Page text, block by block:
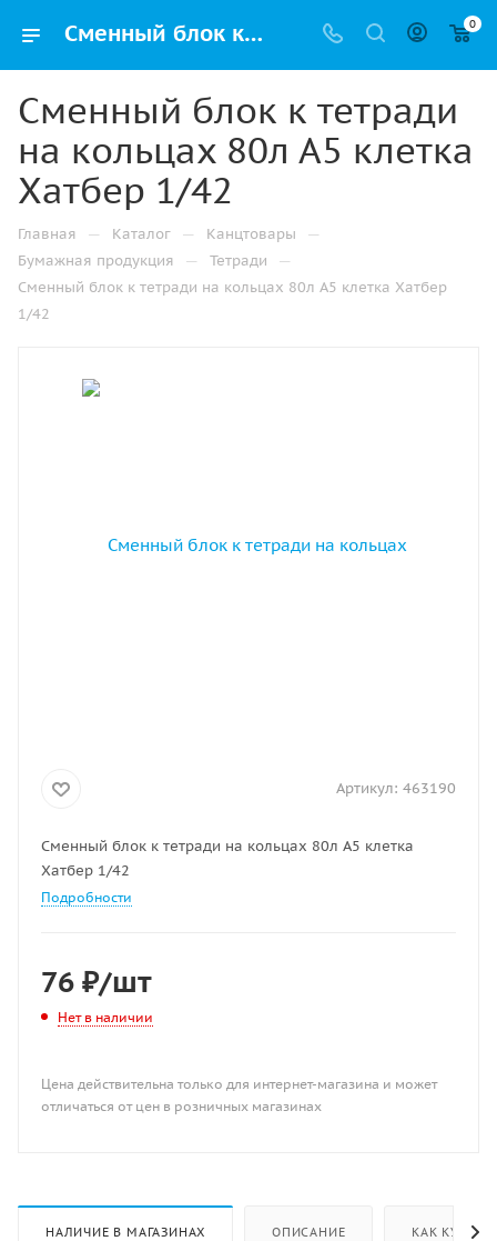
Сменный блок к тетради на кольцах 80л А5 клетка Хатбер 1/42 купить оптом и в розницу в Казани 0
Сменный блок к тетради
на кольцах 80л А5 клетка
Хатбер 1/42
Главная — Каталог — Канцтовары —
Бумажная продукция — Тетради —
Сменный блок к тетради на кольцах 80л А5 клетка Хатбер
1/42
Артикул: 463190
Сменный блок к тетради на кольцах 80л А5 клетка
Хатбер 1/42
Подробности
76 ₽/шт
Нет в наличии
Цена действительна только для интернет-магазина и может
отличаться от цен в розничных магазинах
НАЛИЧИЕ В МАГАЗИНАХ ОПИСАНИЕ КАК КУПИТЬ